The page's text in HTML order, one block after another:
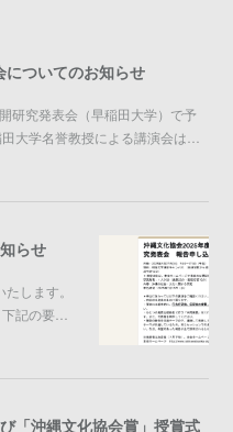
ついてのお知らせ
研究発表会（早稲田大学）で予
大学名誉教授による講演会は…
らせ
します。
記の要…
「沖縄文化協会賞」授賞式